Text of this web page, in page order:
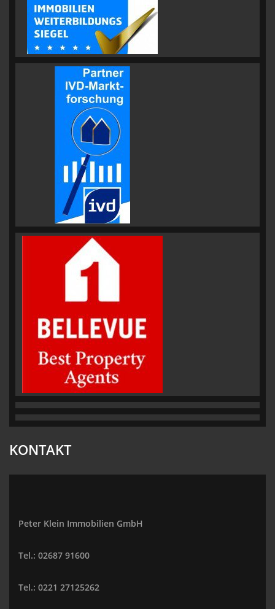
KONTAKT
Peter Klein Immobilien GmbH
Tel.: 02687 91600
Tel.: 0221 27125262